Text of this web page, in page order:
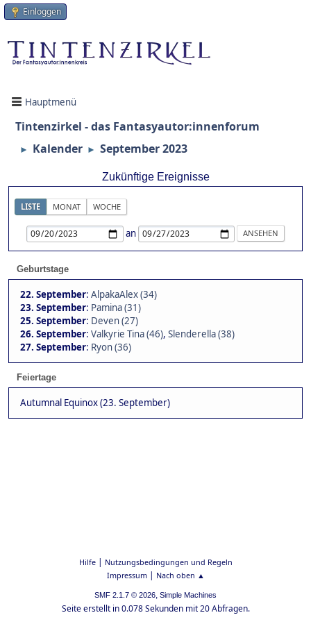
Einloggen
Hauptmenü
Tintenzirkel - das Fantasyautor:innenforum
► Kalender ► September 2023
Zukünftige Ereignisse
LISTE MONAT WOCHE
an
Geburtstage
22. September: AlpakaAlex (34)
23. September: Pamina (31)
25. September: Deven (27)
26. September: Valkyrie Tina (46), Slenderella (38)
27. September: Ryon (36)
Feiertage
Autumnal Equinox (23. September)
Hilfe| Nutzungsbedingungen und Regeln
Impressum| Nach oben ▲
SMF 2.1.7 © 2026, Simple Machines
Seite erstellt in 0.078 Sekunden mit 20 Abfragen.